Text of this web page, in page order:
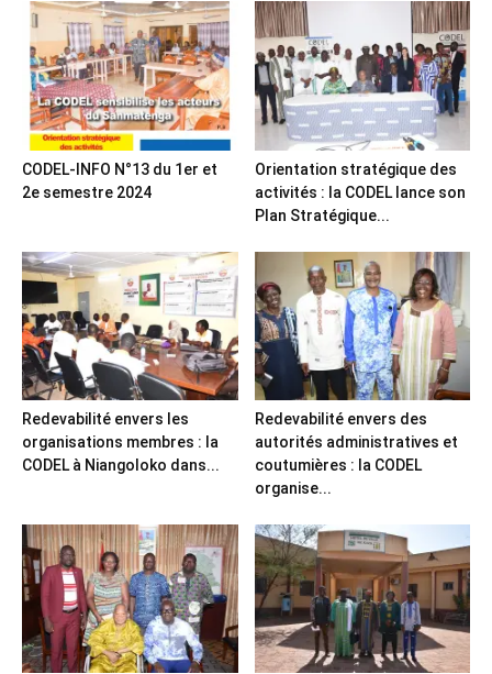
CODEL-INFO N°13 du 1er et
2e semestre 2024
Orientation stratégique des
activités : la CODEL lance son
Plan Stratégique...
Redevabilité envers les
organisations membres : la
CODEL à Niangoloko dans...
Redevabilité envers des
autorités administratives et
coutumières : la CODEL
organise...